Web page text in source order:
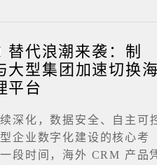
替代浪潮来袭：制
大型集团加速切换
平台
深化，数据安全、自主可
企业数字化建设的核心考
段时间，海外 CRM 产品